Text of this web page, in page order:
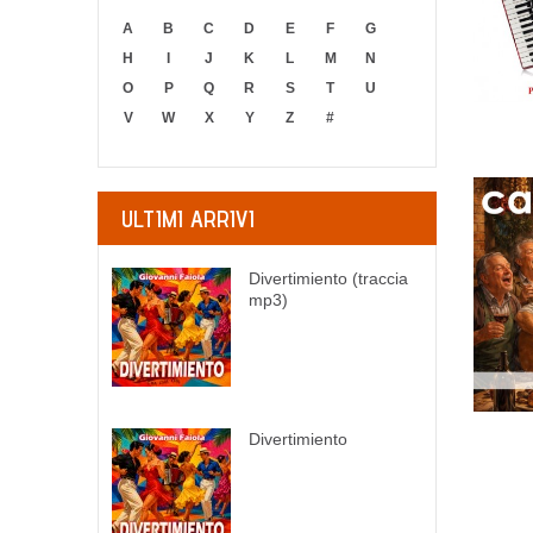
A B C D E F
G
H
J K L M
N
O
P Q R S T
U
V
W X Y Z #
ULTIMI ARRIVI
Divertimiento (traccia
mp3)
Divertimiento